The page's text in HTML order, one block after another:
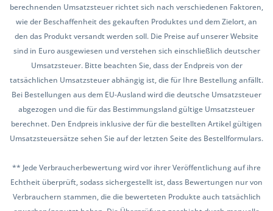
berechnenden Umsatzsteuer richtet sich nach verschiedenen Faktoren,
wie der Beschaffenheit des gekauften Produktes und dem Zielort, an
den das Produkt versandt werden soll. Die Preise auf unserer Website
sind in Euro ausgewiesen und verstehen sich einschließlich deutscher
Umsatzsteuer. Bitte beachten Sie, dass der Endpreis von der
tatsächlichen Umsatzsteuer abhängig ist, die für Ihre Bestellung anfällt.
Bei Bestellungen aus dem EU-Ausland wird die deutsche Umsatzsteuer
abgezogen und die für das Bestimmungsland gültige Umsatzsteuer
berechnet. Den Endpreis inklusive der für die bestellten Artikel gültigen
Umsatzsteuersätze sehen Sie auf der letzten Seite des Bestellformulars.
** Jede Verbraucherbewertung wird vor ihrer Veröffentlichung auf ihre
Echtheit überprüft, sodass sichergestellt ist, dass Bewertungen nur von
Verbrauchern stammen, die die bewerteten Produkte auch tatsächlich